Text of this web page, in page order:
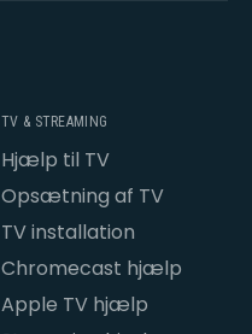
TV & STREAMING
Hjælp til TV
Opsætning af TV
TV installation
Chromecast hjælp
Apple TV hjælp